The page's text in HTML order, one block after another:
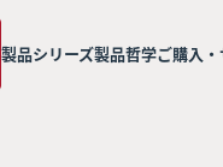
製品シリーズ製品哲学ご購入